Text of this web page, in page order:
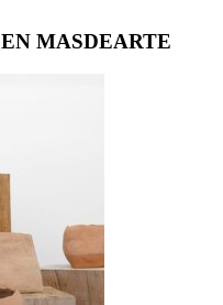
MASDEARTE